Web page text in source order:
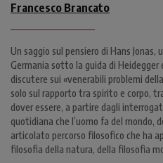
Francesco Brancato
Un saggio sul pensiero di Hans
Germania sotto la guida di Heidegger
discutere sui «venerabili problemi
solo sul rapporto tra spirito e corpo,
dover essere, a partire dagli
quotidiana che l’uomo fa del mondo,
articolato percorso filosofico che ha
filosofia della natura, della filosofia